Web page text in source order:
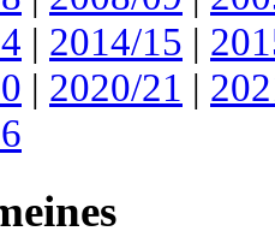
| 2014/15 |
| 2020/21 |